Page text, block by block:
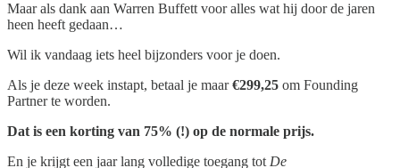
Maar als dank aan Warren Buffett voor alles wat hij door de jaren
heen heeft gedaan…
Wil ik vandaag iets heel bijzonders voor je doen.
Als je deze week instapt, betaal je maar€299,25 om Founding
Partner te worden.
Dat is een korting van 75% (!) op de normale prijs.
En je krijgt een jaar lang volledige toegang tot De